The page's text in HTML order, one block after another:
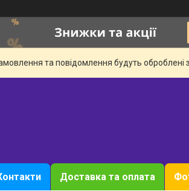
та повідомлення будуть
Доставка та оплата